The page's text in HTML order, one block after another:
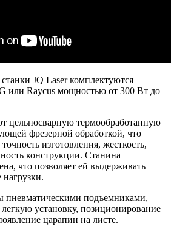
JQ Laser комплектуются
или Raycus мощностью от 300 Вт до
цельносварную термообработанную
фрезерной обработкой, что
изготовления, жесткость,
конструкции. Станина
что позволяет ей выдерживать
пневматическими подъемниками,
установку, позиционирование
царапин на листе.